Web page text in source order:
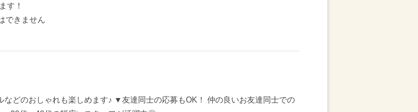
す！
できません
などのおしゃれも楽しめます♪ ▼友達同士の応募もOK！ 仲の良いお友達同士での